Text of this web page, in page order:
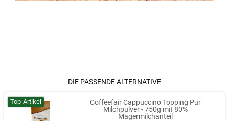
DIE PASSENDE ALTERNATIVE
Top-Artikel
Coffeefair Cappuccino Topping Pur
Milchpulver - 750g mit 80%
Magermilchanteil